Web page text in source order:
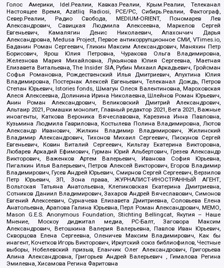
Голос Америки, Idel.Реалии, Кавказ.Реалии, Крым.Реалии, Телеканал
Настоящее Время, Azatliq Radiosi, PCE/PC, Сибирь.Реалии, Фактограф,
Север.Реалии, Радио Свобода, MEDIUM-ORIENT, Пономарев Лев
Александрович, Савицкая Людмила Алексеевна, Маркелов Сергей
Евгеньевич, Камалягин Денис Николаевич, Апахончич Дарья
Александровна, Medusa Project, Первое антикоррупционное СМИ, VTimes.io,
Баданин Роман Сергеевич, Гликин Максим Александрович, Маняхин Петр
Борисович, Ярош Юлия Петровна, Чуракова Ольга Владимировна,
Железнова Мария Михайловна, Лукьянова Юлия Сергеевна, Маетная
Елизавета Витальевна, The Insider SIA, Рубин Михаил Аркадьевич, Гройсман
Софья Романовна, Рождественский Илья Дмитриевич, Апухтина Юлия
Владимировна, Постернак Алексей Евгеньевич, Телеканал Дождь, Петров
Степан Юрьевич, Istories fonds, Шмагун Олеся Валентиновна, Мароховская
Алеся Алексеевна, Долинина Ирина Николаевна, Шлейнов Роман Юрьевич,
Анин Роман Александрович, Великовский Дмитрий Александрович,
Альтаир 2021, Ромашки монолит, Главный редактор 2021, Вега 2021, Важные
иноагенты, Каткова Вероника Вячеславовна, Карезина Инна Павловна,
Кузьмина Людмила Гавриловна, Костылева Полина Владимировна, Лютов
Александр Иванович, Жилкин Владимир Владимирович, Жилинский
Владимир Александрович, Тихонов Михаил Сергеевич, Пискунов Сергей
Евгеньевич, Ковин Виталий Сергеевич, Кильтау Екатерина Викторовна,
Любарев Аркадий Ефимович, Гурман Юрий Альбертович, Грезев Александр
Викторович, Важенков Артем Валерьевич, Иванова София Юрьевна,
Пигалкин Илья Валерьевич, Петров Алексей Викторович, Егоров Владимир
Владимирович, Гусев Андрей Юрьевич, Смирнов Сергей Сергеевич, Верзилов
Петр Юрьевич, ЗП, Зона права, ЖУРНАЛИСТ-ИНОСТРАННЫЙ АГЕНТ,
Вольтская Татьяна Анатольевна, Клепиковская Екатерина Дмитриевна,
Сотников Даниил Владимирович, Захаров Андрей Вячеславович, Симонов
Евгений Алексеевич, Сурначева Елизавета Дмитриевна, Соловьева Елена
Анатольевна, Арапова Галина Юрьевна, Перл Роман Александрович, МЕМО,
Mason G.E.S. Anonymous Foundation, Stichting Bellingcat, Якутия – Наше
Мнение, Москоу диджитал медиа, РС-Балт, Заговора Максим
Александрович, Ветошкина Валерия Валерьевна, Павлов Иван Юрьевич,
Скворцова Елена Сергеевна, Оленичев Максим Владимирович, Как бы
инагент, Кочетков Игорь Викторович, Иркутский союз библиофилов, Честные
выборы, Нобелевский призыв, Еланчик Олег Александрович, Григорьева
Алина Александровна, Григорьев Андрей Валерьевич , Гималова Регина
Эмилевна, Хисамова Регина Фаритовна